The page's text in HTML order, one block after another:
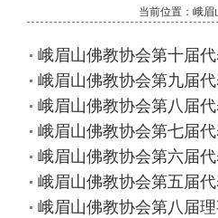
当前位置：峨
峨眉山佛教协会第十届
峨眉山佛教协会第九届
峨眉山佛教协会第八届
峨眉山佛教协会第七届
峨眉山佛教协会第六届
峨眉山佛教协会第五届
峨眉山佛教协会第八届